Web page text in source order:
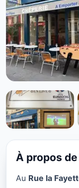
CUISINE
Midi 12
★ 4.6/5
À propos
Au Rue la